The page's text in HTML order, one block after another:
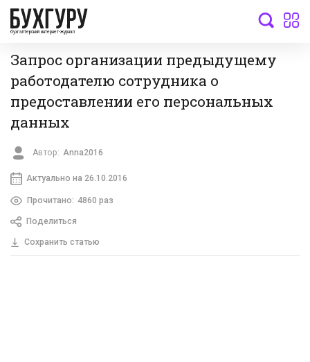
бухгалтерский интернет-журнал
Запрос организации предыдущему
работодателю сотрудника о
предоставлении его персональных
данных
Автор: Anna2016
Актуально на 26.10.2016
Прочитано: 4860 раз
Поделиться
Сохранить статью